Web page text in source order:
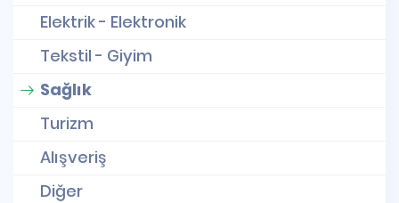
Elektrik - Elektronik
Tekstil - Giyim
Sağlık
Turizm
Alışveriş
Diğer